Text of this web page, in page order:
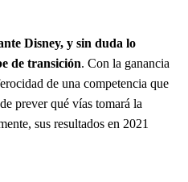
Disney, y sin duda lo
de transición. Con la ganancia
de una competencia que
prever qué vías tomará la
sus resultados en 2021